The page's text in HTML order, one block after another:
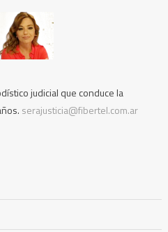
judicial que conduce la
serajusticia@fibertel.com.ar